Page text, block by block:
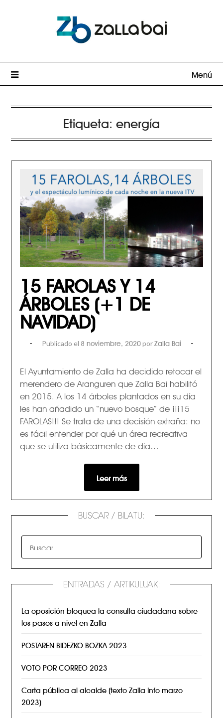
Menú
Etiqueta: energía
15 FAROLAS Y 14
ÁRBOLES (+1 DE
NAVIDAD)
Publicado el 8 noviembre, 2020 por Zalla Bai
El Ayuntamiento de Zalla ha decidido retocar el
merendero de Aranguren que Zalla Bai habilitó
en 2015. A los 14 árboles plantados en su día
les han añadido un “nuevo bosque” de ¡¡¡15
FAROLAS!!! Se trata de una decisión extraña: no
es fácil entender por qué un área recreativa
que se utiliza básicamente de día…
Leer más
BUSCAR / BILATU:
ENTRADAS / ARTIKULUAK:
La oposición bloquea la consulta ciudadana sobre
los pasos a nivel en Zalla
POSTAREN BIDEZKO BOZKA 2023
VOTO POR CORREO 2023
Carta pública al alcalde (texto Zalla Info marzo
2023)